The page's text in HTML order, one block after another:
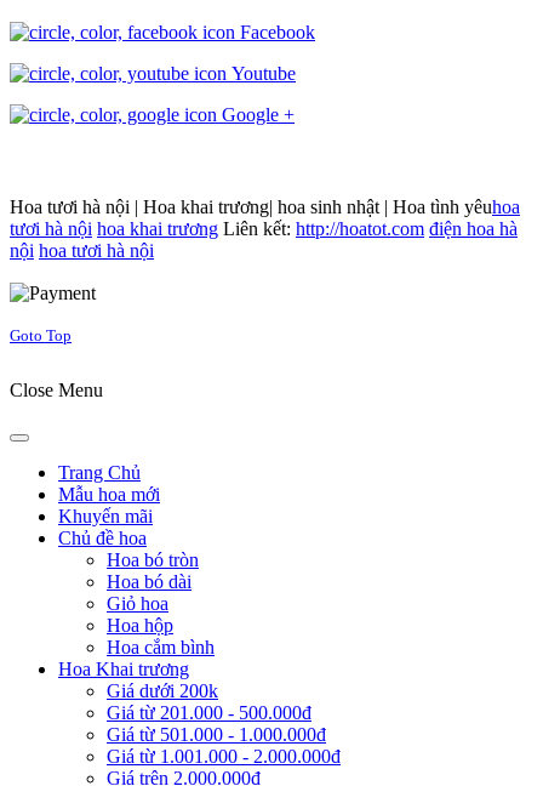
Facebook
Youtube
Google +
Hoa tươi hà nội | Hoa khai trương| hoa sinh nhật | Hoa tình yêuhoa
tươi hà nội hoa khai trương Liên kết: http://hoatot.com điện hoa hà
nội hoa tươi hà nội
Goto Top
Close Menu
Trang Chủ
Mẫu hoa mới
Khuyến mãi
Chủ đề hoa
Hoa bó tròn
Hoa bó dài
Giỏ hoa
Hoa hộp
Hoa cắm bình
Hoa Khai trương
Giá dưới 200k
Giá từ 201.000 - 500.000đ
Giá từ 501.000 - 1.000.000đ
Giá từ 1.001.000 - 2.000.000đ
Giá trên 2.000.000đ